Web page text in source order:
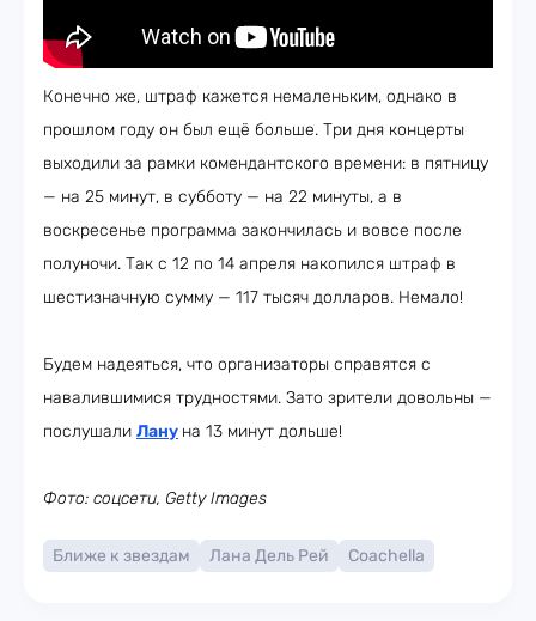
Конечно же, штраф кажется немаленьким, однако в
прошлом году он был ещё больше. Три дня концерты
выходили за рамки комендантского времени: в пятницу
— на 25 минут, в субботу — на 22 минуты, а в
воскресенье программа закончилась и вовсе после
полуночи. Так с 12 по 14 апреля накопился штраф в
шестизначную сумму — 117 тысяч долларов. Немало!
Будем надеяться, что организаторы справятся с
навалившимися трудностями. Зато зрители довольны —
послушали Лану на 13 минут дольше!
Фото: соцсети, Getty Images
Ближе к звездам Лана Дель Рей Coachella